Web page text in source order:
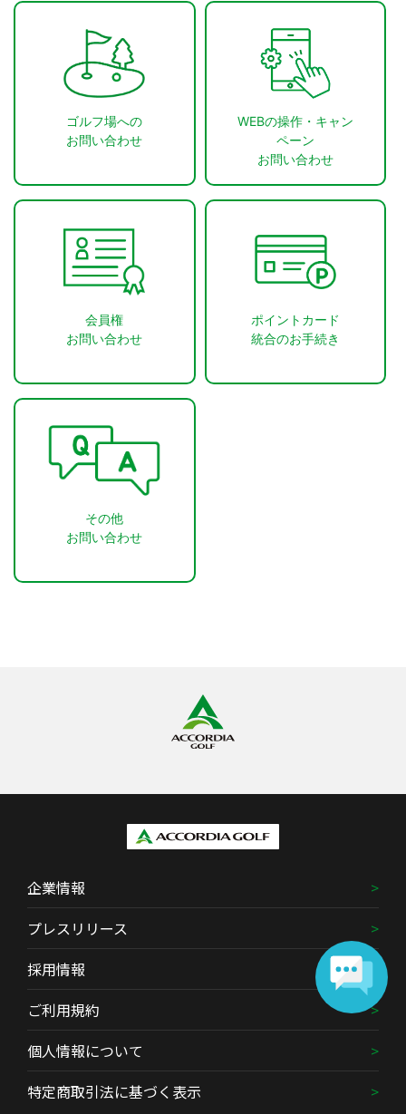
ゴルフ場への
お問い合わせ
WEBの操作・キャン
ペーン
お問い合わせ
会員権
お問い合わせ
ポイントカード
統合のお手続き
その他
お問い合わせ
企業情報
プレスリリース
採用情報
ご利用規約
個人情報について
特定商取引法に基づく表示